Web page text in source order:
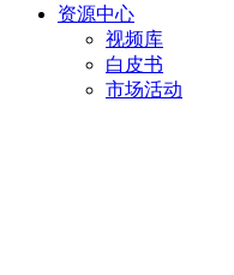
资源中心
视频库
白皮书
市场活动